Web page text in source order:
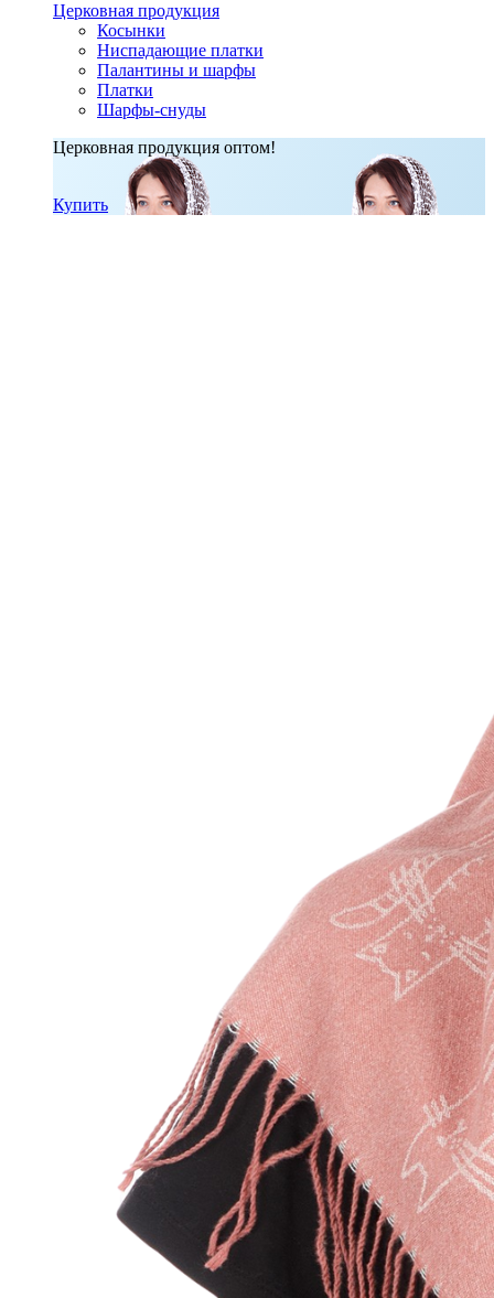
Церковная продукция
Косынки
Ниспадающие платки
Палантины и шарфы
Платки
Шарфы-снуды
Церковная продукция оптом!
Купить